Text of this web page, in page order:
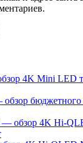
4K Mini LED
бюджетного
— обзор 4K Hi-